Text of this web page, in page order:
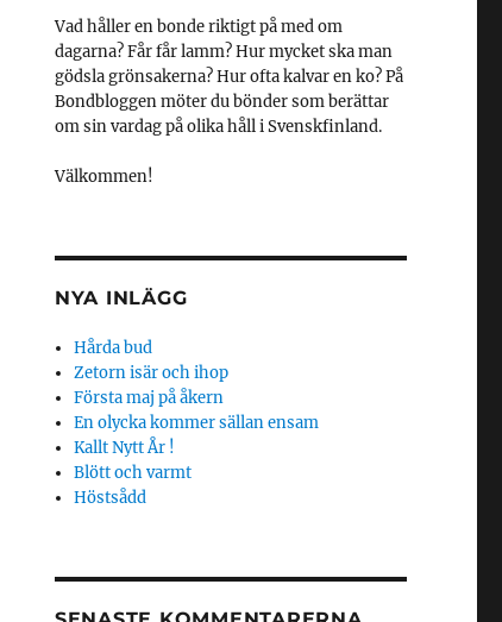
Vad håller en bonde riktigt på med om
dagarna? Får får lamm? Hur mycket ska man
gödsla grönsakerna? Hur ofta kalvar en ko? På
Bondbloggen möter du bönder som berättar
om sin vardag på olika håll i Svenskfinland.
Välkommen!
NYA INLÄGG
Hårda bud
Zetorn isär och ihop
Första maj på åkern
En olycka kommer sällan ensam
Kallt Nytt År !
Blött och varmt
Höstsådd